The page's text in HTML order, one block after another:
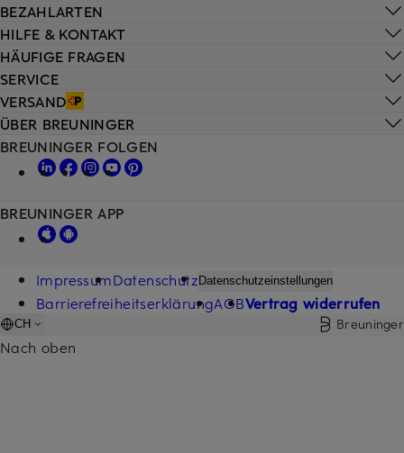
HILFE & KONTAKT
HÄUFIGE FRAGEN
SERVICE
VERSAND
BEZAHLARTEN
ÜBER BREUNINGER
BREUNINGER FOLGEN
BREUNINGER APP
ImpressumDatenschutzDatenschutzeinstellungen
BarrierefreiheitserklärungAGBVertrag widerrufen
CH Breuninger
Nach oben